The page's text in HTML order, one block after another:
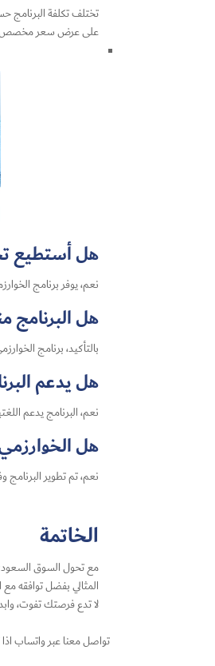
تختلف تكلفة البرنامج
على عرض سعر
هل أستطيع
نعم، يوفر برنامج
هل البرنامج
بالتأكيد، برنامج
هل يدعم
نعم، البرنامج يدعم
هل
نعم، تم تطوير
الخاتمة
مع تحول السوق السعودي
المثالي بفضل توافقه مع
لا تدع فرصتك تفوت،
تواصل معنا عبر واتساب